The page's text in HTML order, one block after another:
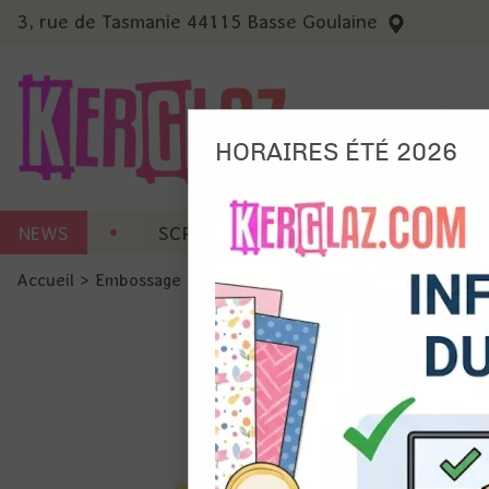
3, rue de Tasmanie 44115 Basse Goulaine
NEWS SCRAP CARTERIE MACHINES
Accueil > Embossage Embossage format standard >
Ils
et du
précises
Si vous
de la
HORAIRES ÉTÉ 2026